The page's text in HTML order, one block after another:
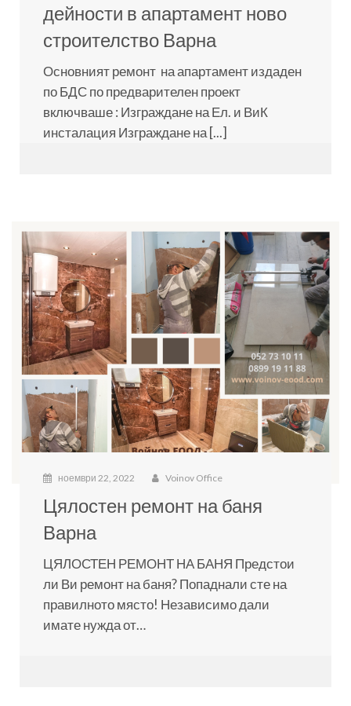
дейности в апартамент ново
строителство Варна
Основният ремонт на апартамент издаден
по БДС по предварителен проект
включваше : Изграждане на Ел. и ВиК
инсталация Изграждане на [...]
ноември 22, 2022 Voinov Office
Цялостен ремонт на баня
Варна
ЦЯЛОСТЕН РЕМОНТ НА БАНЯ Предстои
ли Ви ремонт на баня? Попаднали сте на
правилното място! Независимо дали
имате нужда от…